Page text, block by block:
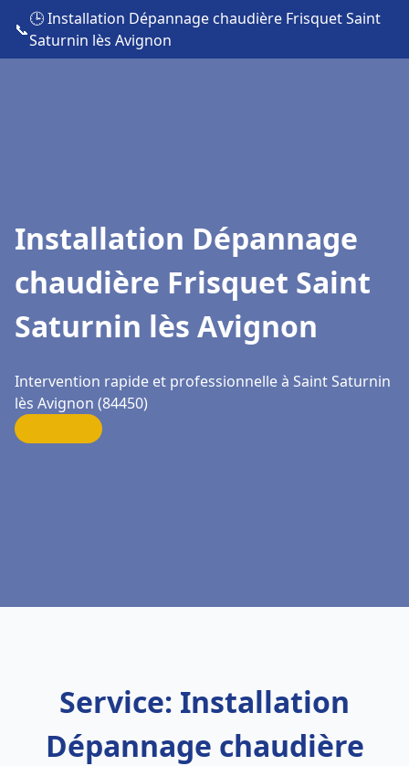
📞
🕒 Installation Dépannage chaudière Frisquet Saint
Saturnin lès Avignon
Installation Dépannage
chaudière Frisquet Saint
Saturnin lès Avignon
Intervention rapide et professionnelle à Saint Saturnin
lès Avignon (84450)
Service: Installation
Dépannage chaudière